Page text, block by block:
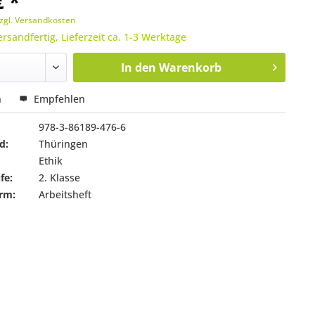
Versandkosten
Lieferzeit ca. 1-3 Werktage
In den Warenkorb
Empfehlen
978-3-86189-476-6
Thüringen
Ethik
2. Klasse
Arbeitsheft